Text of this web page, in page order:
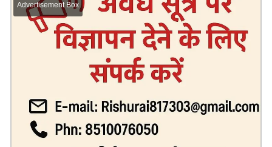
Advertisement Box